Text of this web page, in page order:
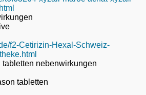
f2-Cetirizin-Hexal-Schweiz-
nebenwirkungen
tabletten